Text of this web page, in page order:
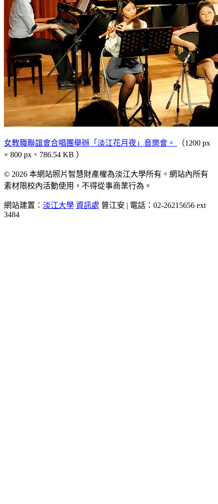
女教職聯誼會合唱團舉辦「淡江花月夜」音樂會。
（1200 px
× 800 px、786.54 KB ）
© 2026 本網站照片智慧財產權為淡江大學所有。網站內所有
素材限校內活動使用，不得從事商業行為。
網站建置： 淡江大學 資訊處 曾江安 | 電話：02-26215656 ext
3484